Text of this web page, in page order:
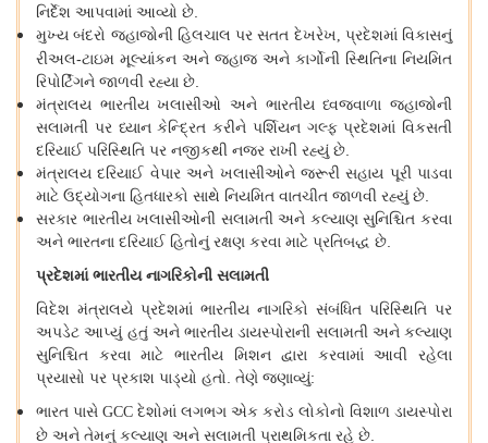
નિર્દેશ આપવામાં આવ્યો છે.
મુખ્ય બંદરો જહાજોની હિલચાલ પર સતત દેખરેખ, પ્રદેશમાં વિકાસનું
રીઅલ-ટાઇમ મૂલ્યાંકન અને જહાજ અને કાર્ગોની સ્થિતિના નિયમિત
રિપોર્ટિંગને જાળવી રહ્યા છે.
મંત્રાલય ભારતીય ખલાસીઓ અને ભારતીય ધ્વજવાળા જહાજોની
સલામતી પર ધ્યાન કેન્દ્રિત કરીને પર્શિયન ગલ્ફ પ્રદેશમાં વિકસતી
દરિયાઈ પરિસ્થિતિ પર નજીકથી નજર રાખી રહ્યું છે.
મંત્રાલય દરિયાઈ વેપાર અને ખલાસીઓને જરૂરી સહાય પૂરી પાડવા
માટે ઉદ્યોગના હિતધારકો સાથે નિયમિત વાતચીત જાળવી રહ્યું છે.
સરકાર ભારતીય ખલાસીઓની સલામતી અને કલ્યાણ સુનિશ્ચિત કરવા
અને ભારતના દરિયાઈ હિતોનું રક્ષણ કરવા માટે પ્રતિબદ્ધ છે.
પ્રદેશમાં ભારતીય નાગરિકોની સલામતી
વિદેશ મંત્રાલયે પ્રદેશમાં ભારતીય નાગરિકો સંબંધિત પરિસ્થિતિ પર
અપડેટ આપ્યું હતું અને ભારતીય ડાયસ્પોરાની સલામતી અને કલ્યાણ
સુનિશ્ચિત
કરવા માટે ભારતીય મિશન દ્વારા કરવામાં આવી
રહેલા
પ્રયાસો પર પ્રકાશ પાડ્યો હતો. તેણે જણાવ્યું:
ભારત પાસે GCC દેશોમાં લગભગ એક કરોડ લોકોનો વિશાળ ડાયસ્પોરા
છે અને તેમનું કલ્યાણ અને સલામતી પ્રાથમિકતા રહે છે.